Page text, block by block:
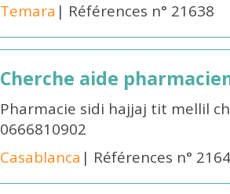
Temara | Références n° 21638
Cherche aide
Pharmacie sidi hajjaj tit mellil
0666810902
Casablanca | Références n°